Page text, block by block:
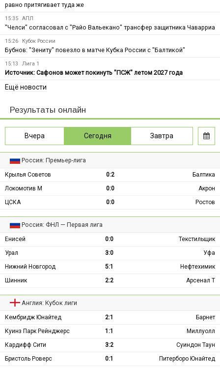
равно притягивает туда же
15:35 АПЛ
"Челси" согласовал с "Райо Вальекано" трансфер защитника Чаварриа
15:26 Кубок России
Бубнов: "Зениту" повезло в матче Кубка России с "Балтикой"
15:13 Лига 1
Источник: Сафонов может покинуть "ПСЖ" летом 2027 года
Ещё новости
Результаты онлайн
Вчера Сегодня Завтра
Россия: Премьер-лига
Крылья Советов 0:2
Балтика
Локомотив М
0:0
Акрон
ЦСКА
0:0 Ростов
Россия: ФНЛ — Первая лига
Енисей 0:0
Текстильщик
Урал
3:0
Уфа
Нижний Новгород
5:1
Нефтехимик
Шинник
2:2 Арсенал Т
Англия: Кубок лиги
Кембридж Юнайтед 2:1
Барнет
Куинз Парк Рейнджерс
1:1
Миллуолл
Кардифф Сити
3:2
Суиндон Таун
Бристоль Роверс
0:1
Питерборо Юнайтед